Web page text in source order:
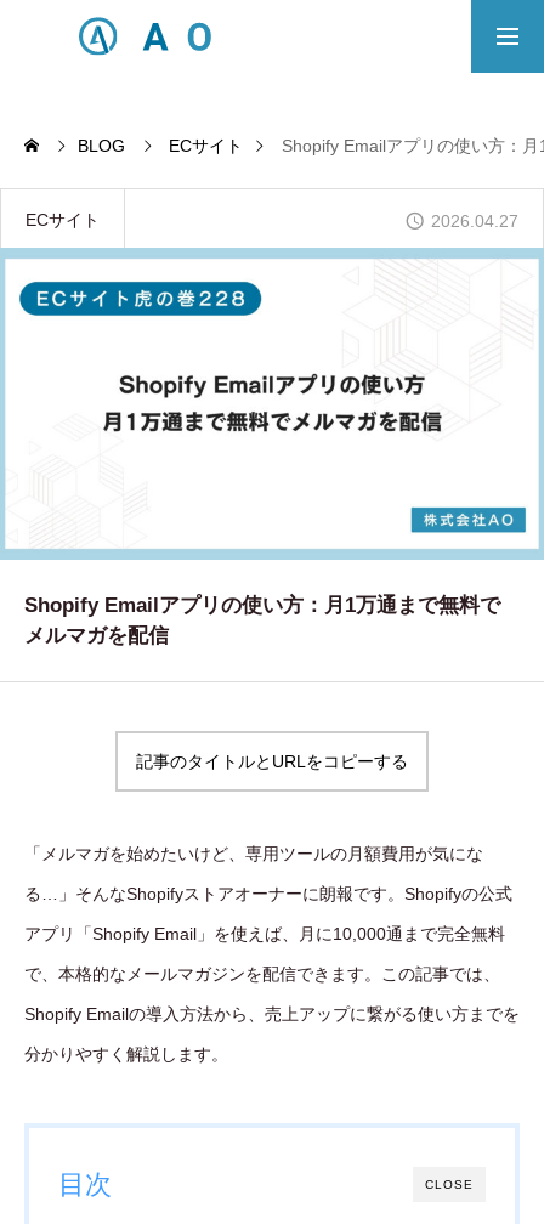
ECサイト制作対応エリア
Principle
あっ！と おどろく、みらいをつくる。
SERVICE
制作実績
RECRUIT
BLOG
AOのブログ
BLOG ECサイト Shopify Emailアプリの使い方：
ECサイト 2026.04.27
Shopify Emailアプリの使い方：月1万通まで無料で
メルマガを配信
記事のタイトルとURLをコピーする
「メルマガを始めたいけど、専用ツールの月額費用が気にな
る…」そんなShopifyストアオーナーに朗報です。Shopifyの公式
アプリ「Shopify Email」を使えば、月に10,000通まで完全無料
で、本格的なメールマガジンを配信できます。この記事では、
Shopify Emailの導入方法から、売上アップに繋がる使い方までを
分かりやすく解説します。
CLOSE
目次